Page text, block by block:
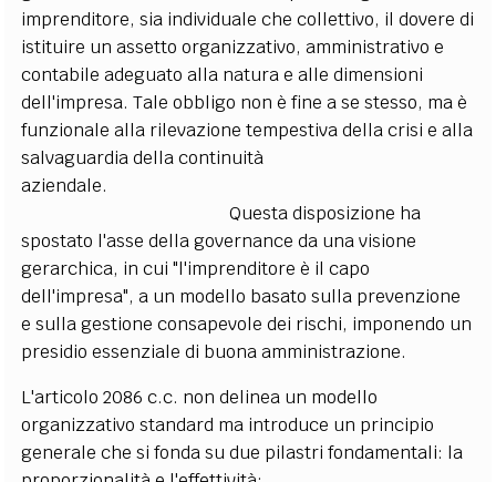
imprenditore, sia individuale che collettivo, il dovere di
istituire un assetto organizzativo, amministrativo e
contabile adeguato alla natura e alle dimensioni
dell'impresa. Tale obbligo non è fine a se stesso, ma è
funzionale alla rilevazione tempestiva della crisi e alla
salvaguardia della continuità
aziendale.
Questa disposizione ha
spostato l'asse della governance da una visione
gerarchica, in cui "l'imprenditore è il capo
dell'impresa", a un modello basato sulla prevenzione
e sulla gestione consapevole dei rischi, imponendo un
presidio essenziale di buona amministrazione.
L'articolo 2086 c.c. non delinea un modello
organizzativo standard ma introduce un principio
generale che si fonda su due pilastri fondamentali: la